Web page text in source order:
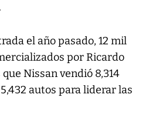
el año pasado, 12 mil
por Ricardo
Nissan vendió 8,314
autos para liderar las